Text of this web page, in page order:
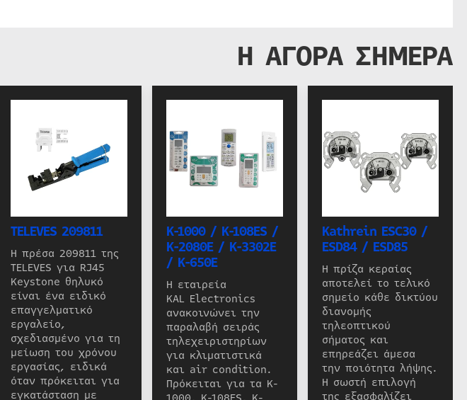
Η ΑΓΟΡΑ ΣΗΜΕΡΑ
TELEVES 209811
Η πρέσα 209811 της
TELEVES για RJ45
Keystone θηλυκό
είναι ένα ειδικό
επαγγελματικό
εργαλείο,
σχεδιασμένο για τη
μείωση του χρόνου
εργασίας, ειδικά
όταν πρόκειται για
εγκατάσταση με
K-1000 / K-108ES /
K-2080E / K-3302E
/ K-650E
Η εταιρεία
KAL Electronics
ανακοινώνει την
παραλαβή σειράς
τηλεχειριστηρίων
για κλιματιστικά
και air condition.
Πρόκειται για τα K-
Kathrein ESC30 /
ESD84 / ESD85
Η πρίζα κεραίας
αποτελεί το τελικό
σημείο κάθε δικτύου
διανομής
τηλεοπτικού
σήματος και
επηρεάζει άμεσα
την ποιότητα λήψης.
Η σωστή επιλογή
της εξασφαλίζει